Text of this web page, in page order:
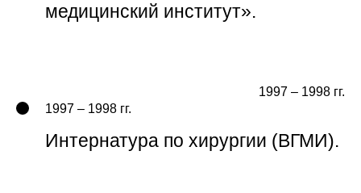
медицинский институт».
1997 – 1998 гг.
1997 – 1998 гг.
Интернатура по хирургии (ВГМИ).